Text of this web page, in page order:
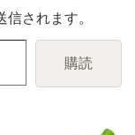
されます。
購読